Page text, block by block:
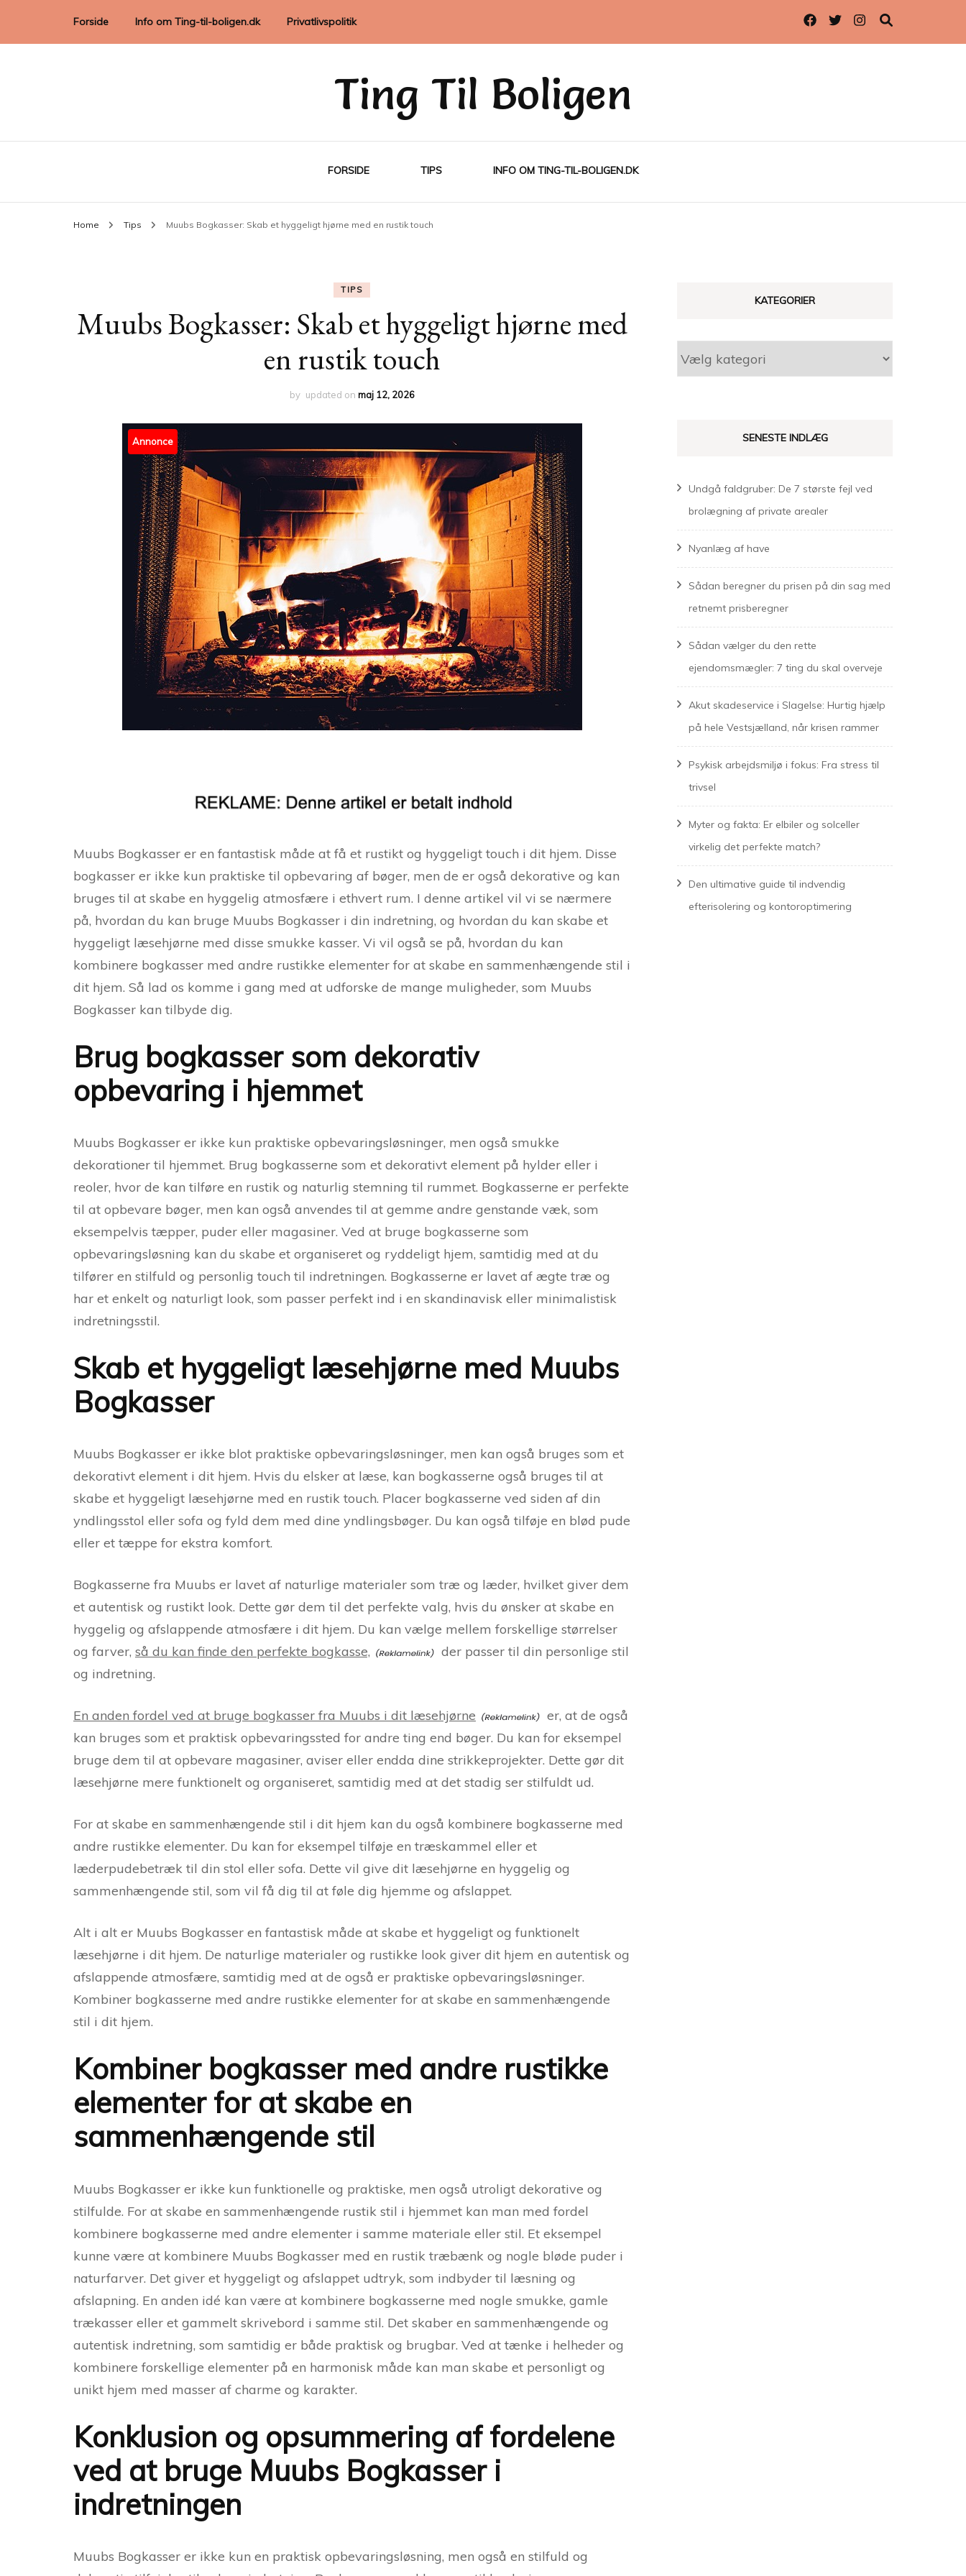
Forside Info om Ting-til-boligen.dk Privatlivspolitik
Ting Til Boligen
FORSIDE TIPS INFO OM TING-TIL-BOLIGEN.DK
Home Tips Muubs Bogkasser: Skab et hyggeligt hjørne med en rustik touch
TIPS
Muubs Bogkasser: Skab et hyggeligt hjørne med
en rustik touch
by updated on maj 12, 2026
Annonce
Muubs Bogkasser er en fantastisk måde at få et rustikt og hyggeligt touch i dit hjem. Disse
bogkasser er ikke kun praktiske til opbevaring af bøger, men de er også dekorative og kan
bruges til at skabe en hyggelig atmosfære i ethvert rum. I denne artikel vil vi se nærmere
på, hvordan du kan bruge Muubs Bogkasser i din indretning, og hvordan du kan skabe et
hyggeligt læsehjørne med disse smukke kasser. Vi vil også se på, hvordan du kan
kombinere bogkasser med andre rustikke elementer for at skabe en sammenhængende stil i
dit hjem. Så lad os komme i gang med at udforske de mange muligheder, som Muubs
Bogkasser kan tilbyde dig.
Brug bogkasser som dekorativ
opbevaring i hjemmet
Muubs Bogkasser er ikke kun praktiske opbevaringsløsninger, men også smukke
dekorationer til hjemmet. Brug bogkasserne som et dekorativt element på hylder eller i
reoler, hvor de kan tilføre en rustik og naturlig stemning til rummet. Bogkasserne er perfekte
til at opbevare bøger, men kan også anvendes til at gemme andre genstande væk, som
eksempelvis tæpper, puder eller magasiner. Ved at bruge bogkasserne som
opbevaringsløsning kan du skabe et organiseret og ryddeligt hjem, samtidig med at du
tilfører en stilfuld og personlig touch til indretningen. Bogkasserne er lavet af ægte træ og
har et enkelt og naturligt look, som passer perfekt ind i en skandinavisk eller minimalistisk
indretningsstil.
Skab et hyggeligt læsehjørne med Muubs
Bogkasser
Muubs Bogkasser er ikke blot praktiske opbevaringsløsninger, men kan også bruges som et
dekorativt element i dit hjem. Hvis du elsker at læse, kan bogkasserne også bruges til at
skabe et hyggeligt læsehjørne med en rustik touch. Placer bogkasserne ved siden af din
yndlingsstol eller sofa og fyld dem med dine yndlingsbøger. Du kan også tilføje en blød pude
eller et tæppe for ekstra komfort.
Bogkasserne fra Muubs er lavet af naturlige materialer som træ og læder, hvilket giver dem
et autentisk og rustikt look. Dette gør dem til det perfekte valg, hvis du ønsker at skabe en
hyggelig og afslappende atmosfære i dit hjem. Du kan vælge mellem forskellige størrelser
og farver, så du kan finde den perfekte bogkasse,
der passer til din personlige stil
og indretning.
En anden fordel ved at bruge bogkasser fra Muubs i dit læsehjørne
er, at de også
kan bruges som et praktisk opbevaringssted for andre ting end bøger. Du kan for eksempel
bruge dem til at opbevare magasiner, aviser eller endda dine strikkeprojekter. Dette gør dit
læsehjørne mere funktionelt og organiseret, samtidig med at det stadig ser stilfuldt ud.
For at skabe en sammenhængende stil i dit hjem kan du også kombinere bogkasserne med
andre rustikke elementer. Du kan for eksempel tilføje en træskammel eller et
læderpudebetræk til din stol eller sofa. Dette vil give dit læsehjørne en hyggelig og
sammenhængende stil, som vil få dig til at føle dig hjemme og afslappet.
Alt i alt er Muubs Bogkasser en fantastisk måde at skabe et hyggeligt og funktionelt
læsehjørne i dit hjem. De naturlige materialer og rustikke look giver dit hjem en autentisk og
afslappende atmosfære, samtidig med at de også er praktiske opbevaringsløsninger.
Kombiner bogkasserne med andre rustikke elementer for at skabe en sammenhængende
stil i dit hjem.
Kombiner bogkasser med andre rustikke
elementer for at skabe en
sammenhængende stil
Muubs Bogkasser er ikke kun funktionelle og praktiske, men også utroligt dekorative og
stilfulde. For at skabe en sammenhængende rustik stil i hjemmet kan man med fordel
kombinere bogkasserne med andre elementer i samme materiale eller stil. Et eksempel
kunne være at kombinere Muubs Bogkasser med en rustik træbænk og nogle bløde puder i
naturfarver. Det giver et hyggeligt og afslappet udtryk, som indbyder til læsning og
afslapning. En anden idé kan være at kombinere bogkasserne med nogle smukke, gamle
trækasser eller et gammelt skrivebord i samme stil. Det skaber en sammenhængende og
autentisk indretning, som samtidig er både praktisk og brugbar. Ved at tænke i helheder og
kombinere forskellige elementer på en harmonisk måde kan man skabe et personligt og
unikt hjem med masser af charme og karakter.
Konklusion og opsummering af fordelene
ved at bruge Muubs Bogkasser i
indretningen
Muubs Bogkasser er ikke kun en praktisk opbevaringsløsning, men også en stilfuld og
KATEGORIER
Kategorier
SENESTE INDLÆG
Undgå faldgruber: De 7 største fejl ved
brolægning af private arealer
Nyanlæg af have
Sådan beregner du prisen på din sag med
retnemt prisberegner
Sådan vælger du den rette
ejendomsmægler: 7 ting du skal overveje
Akut skadeservice i Slagelse: Hurtig hjælp
på hele Vestsjælland, når krisen rammer
Psykisk arbejdsmiljø i fokus: Fra stress til
trivsel
Myter og fakta: Er elbiler og solceller
virkelig det perfekte match?
Den ultimative guide til indvendig
efterisolering og kontoroptimering